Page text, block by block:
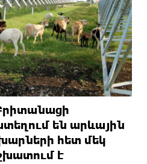
են արևային
հետ մեկ
է